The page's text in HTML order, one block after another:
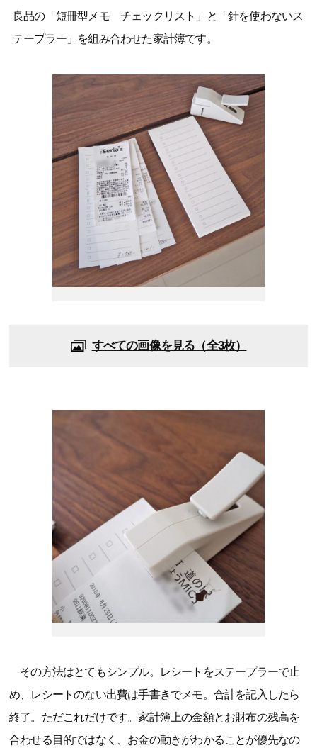
良品の「短冊型メモ チェックリスト」と「針を使わないス
テープラー」を組み合わせた家計簿です。
すべての画像を見る（全3枚）
その方法はとてもシンプル。レシートをステープラーで止
め、レシートのない出費は手書きでメモ。合計を記入したら
終了。ただこれだけです。家計簿上の金額とお財布の残高を
合わせる目的ではなく、お金の動きがわかることが優先なの